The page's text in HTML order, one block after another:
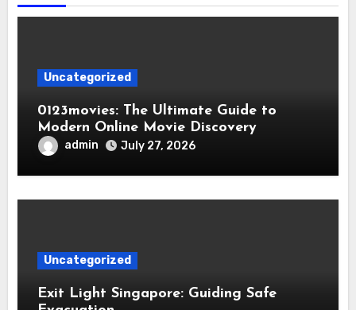
Uncategorized
0123movies: The Ultimate Guide to
Modern Online Movie Discovery
admin July 27, 2026
Uncategorized
Exit Light Singapore: Guiding Safe